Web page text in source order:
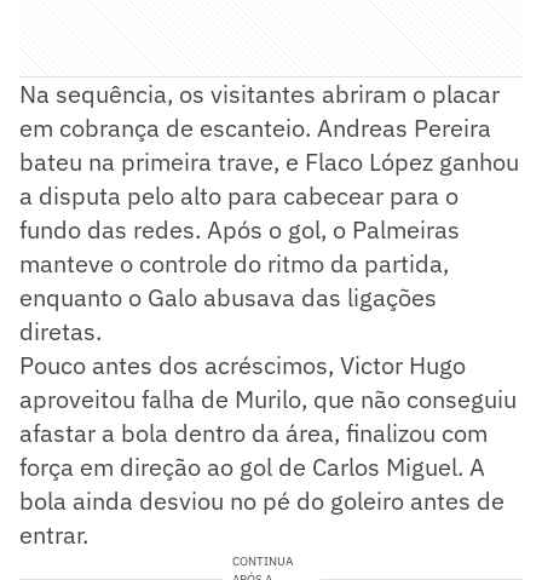
Na sequência, os visitantes abriram o placar
em cobrança de escanteio. Andreas Pereira
bateu na primeira trave, e Flaco López ganhou
a disputa pelo alto para cabecear para o
fundo das redes. Após o gol, o Palmeiras
manteve o controle do ritmo da partida,
enquanto o Galo abusava das ligações
diretas.
Pouco antes dos acréscimos, Victor Hugo
aproveitou falha de Murilo, que não conseguiu
afastar a bola dentro da área, finalizou com
força em direção ao gol de Carlos Miguel. A
bola ainda desviou no pé do goleiro antes de
entrar.
CONTINUA